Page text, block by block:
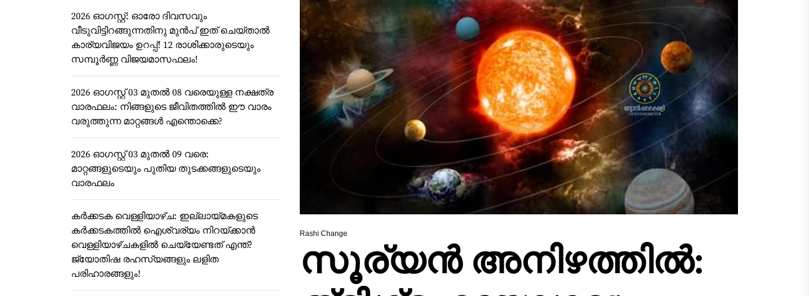
Rashi Change
സൂര്യൻ അനിഴത്തിൽ:
2026 ഓഗസ്റ്റ്: ഓരോ ദിവസവും
വീടുവിട്ടിറങ്ങുന്നതിനു മുൻപ് ഇത് ചെയ്താൽ
കാര്യവിജയം ഉറപ്പ്! 12 രാശിക്കാരുടെയും
സമ്പൂർണ്ണ വിജയമാസഫലം!
2026 ഓഗസ്റ്റ് 03 മുതൽ 08 വരെയുള്ള നക്ഷത്ര
വാരഫലം: നിങ്ങളുടെ ജീവിതത്തിൽ ഈ വാരം
വരുത്തുന്ന മാറ്റങ്ങൾ എന്തൊക്കെ?
2026 ഓഗസ്റ്റ് 03 മുതൽ 09 വരെ:
മാറ്റങ്ങളുടെയും പുതിയ തുടക്കങ്ങളുടെയും
വാരഫലം
കർക്കടക വെള്ളിയാഴ്ച: ഇല്ലായ്മകളുടെ
കർക്കടകത്തിൽ ഐശ്വര്യം നിറയ്ക്കാൻ
വെള്ളിയാഴ്ചകളിൽ ചെയ്യേണ്ടത് എന്ത്?
ജ്യോതിഷ രഹസ്യങ്ങളും ലളിത
പരിഹാരങ്ങളും!